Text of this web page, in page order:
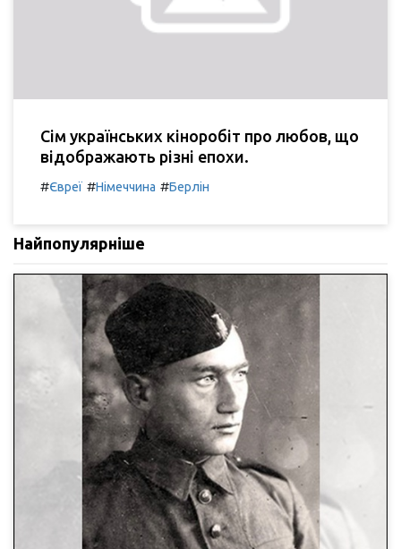
Сім українських кіноробіт про любов, що
відображають різні епохи.
#Євреї #Німеччина #Берлін
Найпопулярніше